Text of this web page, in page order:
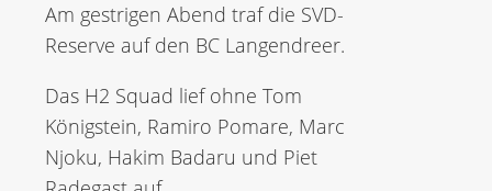
Am gestrigen Abend traf die SVD-
Reserve auf den BC Langendreer.
Das H2 Squad lief ohne Tom
Königstein, Ramiro Pomare, Marc
Njoku, Hakim Badaru und Piet